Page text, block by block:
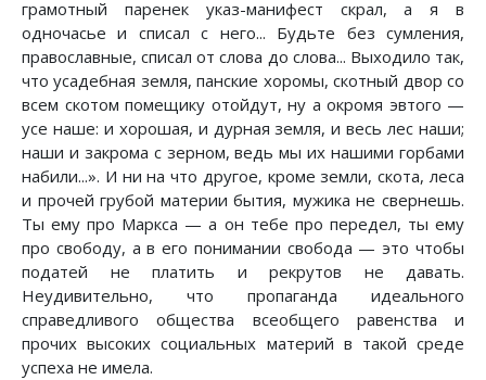
грамотный паренек указ-манифест скрал, а я в
одночасье и списал с него... Будьте без сумления,
православные, списал от слова до слова... Выходило так,
что усадебная земля, панские хоромы, скотный двор со
всем скотом помещику отойдут, ну а окромя эвтого —
усе наше: и хорошая, и дурная земля, и весь лес наши;
наши и закрома с зерном, ведь мы их нашими горбами
набили...». И ни на что другое, кроме земли, скота, леса
и прочей грубой материи бытия, мужика не свернешь.
Ты ему про Маркса — а он тебе про передел, ты ему
про свободу, а в его понимании свобода — это чтобы
податей не платить и рекрутов не давать.
Неудивительно, что пропаганда идеального
справедливого общества всеобщего равенства и
прочих высоких социальных материй в такой среде
успеха не имела.